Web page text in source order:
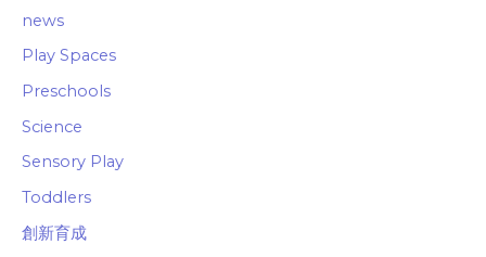
news
Play Spaces
Preschools
Science
Sensory Play
Toddlers
創新育成